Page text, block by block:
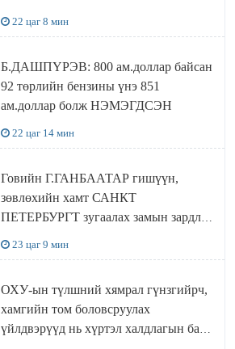
22 цаг 8 мин
Б.ДАШПҮРЭВ: 800 ам.доллар байсан
92 төрлийн бензины үнэ 851
ам.доллар болж НЭМЭГДСЭН
22 цаг 14 мин
Говийн Г.ГАНБААТАР гишүүн,
зөвлөхийн хамт САНКТ
ПЕТЕРБУРГТ зугаалах замын зардлаа
23 цаг 9 мин
ОХУ-ын түлшний хямрал гүнзгийрч,
хамгийн том боловсруулах
үйлдвэрүүд нь хүртэл халдлагын бай